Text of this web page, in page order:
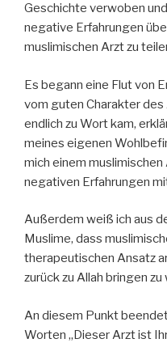
Geschichte verwoben
negative Erfahrungen
muslimischen Arzt zu
Es begann eine Flut von
vom guten Charakter des
endlich zu Wort kam,
meines eigenen
mich einem
negativen Erfahrungen
Außerdem weiß ich aus
Muslime, dass
therapeutischen Ansatz
zurück zu Allah bringen zu
An diesem Punkt
Worten „Dieser Arzt ist